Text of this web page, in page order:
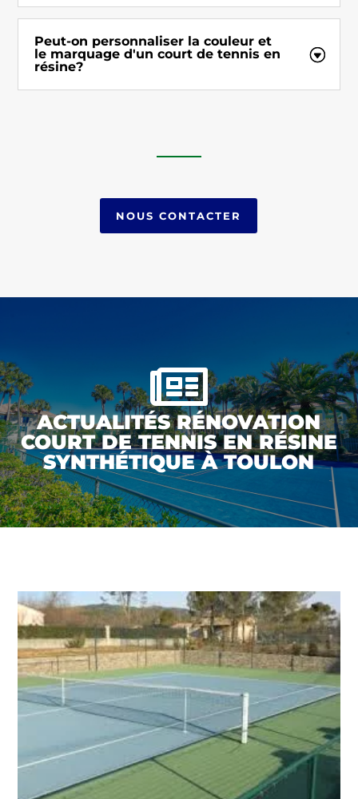
Peut-on personnaliser la couleur et
le marquage d'un court de tennis en
résine?
NOUS CONTACTER

ACTUALITÉS RÉNOVATION
COURT DE TENNIS EN RÉSINE
SYNTHÉTIQUE À TOULON